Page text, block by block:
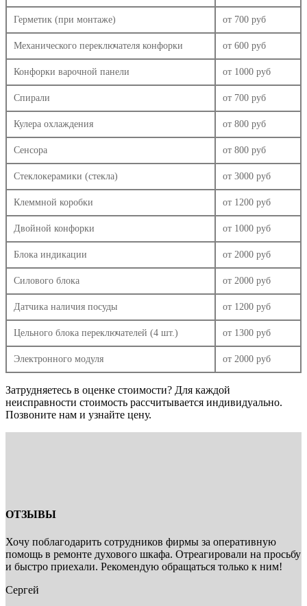
Герметик (при монтаже) от 700 руб
Механического переключателя конфорки от 600 руб
Конфорки варочной панели от 1000 руб
Спирали от 700 руб
Кулера охлаждения от 800 руб
Сенсора от 800 руб
Стеклокерамики (стекла) от 3000 руб
Клеммной коробки от 1200 руб
Двойной конфорки от 1000 руб
Блока индикации от 2000 руб
Силового блока от 2000 руб
Датчика наличия посуды от 1200 руб
Цельного блока переключателей (4 шт.) от 1300 руб
Электронного модуля от 2000 руб
Затрудняетесь в оценке стоимости? Для каждой
неисправности стоимость рассчитывается индивидуально.
Позвоните нам и узнайте цену.
ОТЗЫВЫ
Хочу поблагодарить сотрудников фирмы за оперативную
помощь в ремонте духового шкафа. Отреагировали на просьбу
и быстро приехали. Рекомендую обращаться только к ним!
Сергей